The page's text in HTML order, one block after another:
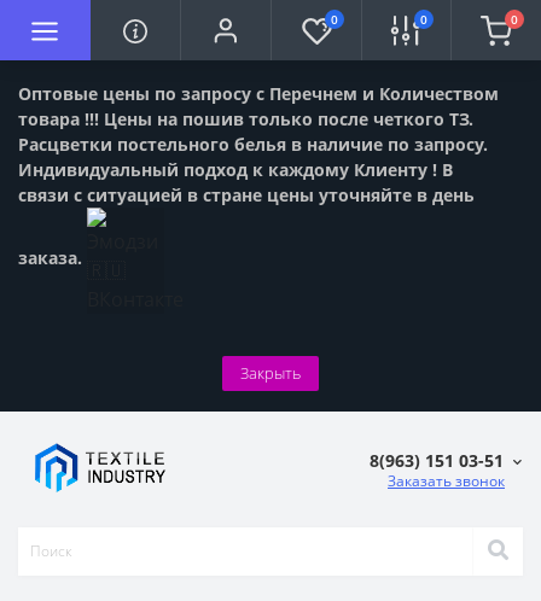
Оптовые цены по запросу с Перечнем и Количеством
товара !!! Цены на пошив только после четкого ТЗ.
Расцветки постельного белья в наличие по запросу.
Индивидуальный подход к каждому Клиенту ! В
связи с ситуацией в стране цены уточняйте в день
заказа.
Закрыть
0 0 0
8(963) 151 03-51
Заказать звонок